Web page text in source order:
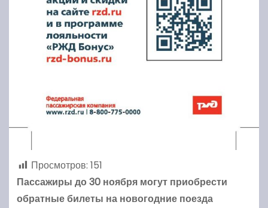
Просмотров: 151
Пассажиры до 30 ноября могут приобрести
обратные билеты на новогодние поезда